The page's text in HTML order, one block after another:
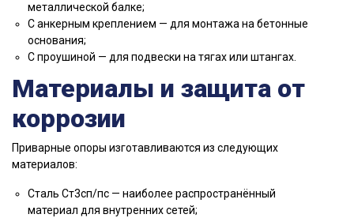
металлической балке;
С анкерным креплением — для монтажа на бетонные
основания;
С проушиной — для подвески на тягах или штангах.
Материалы и защита от
коррозии
Приварные опоры изготавливаются из следующих
материалов:
Сталь Ст3сп/пс — наиболее распространённый
материал для внутренних сетей;